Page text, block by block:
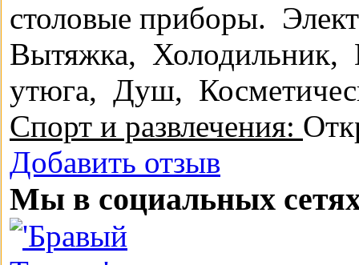
столовые приборы.
Вытяжка, Холодильник,
утюга, Душ,
Спорт и развлечения:
Добавить отзыв
Мы в социальных